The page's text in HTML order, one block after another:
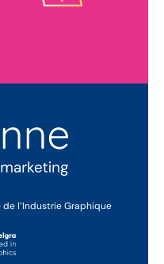
l’Industrie Graphique